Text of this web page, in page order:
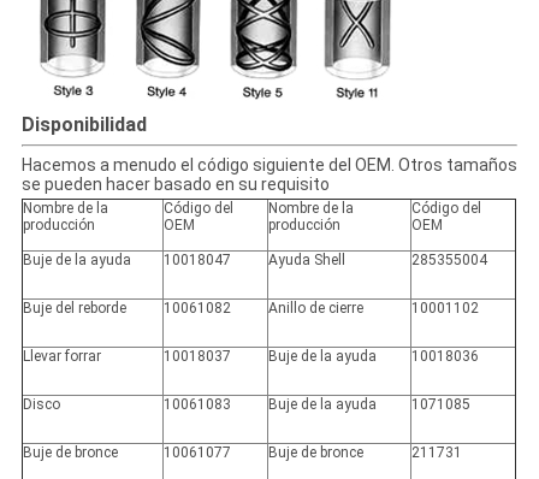
POLICY
Disponibilidad
Hacemos a menudo el código siguiente del OEM. Otros tamaños
se pueden hacer basado en su requisito
Nombre de la
producción
Código del
OEM
Nombre de la
producción
Código del
OEM
Buje de la ayuda 10018047 Ayuda Shell 285355004
Buje del reborde 10061082 Anillo de cierre 10001102
Llevar forrar 10018037 Buje de la ayuda 10018036
Disco 10061083 Buje de la ayuda 1071085
Buje de bronce 10061077 Buje de bronce 211731